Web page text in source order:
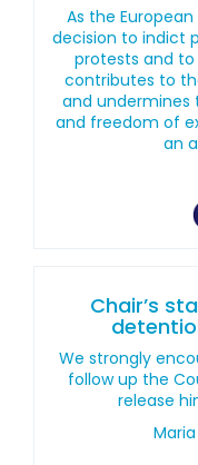
As the
decision to indict
protests and
contributes to
and
and freedom of
an
Chair’s
We strongly
follow up the
release
Maria